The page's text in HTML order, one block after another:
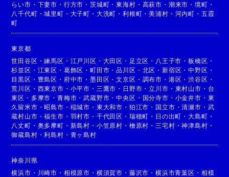
らい市 ・ 下妻市 ・ 行方市 ・茨城町 ・東海村 ・ 高萩市 ・ 潮来市 ・ 境町 ・
八千代町 ・城里町 ・ 大子町 ・ 大洗町 ・利根町 ・美浦村 ・ 河内町 ・ 五霞
町
東京都
世田谷区 ・練馬区 ・ 江戸川区 ・ 大田区 ・ 足立区 ・ 八王子市 ・板橋区 ・
杉並区 ・ 江東区 ・ 葛飾区 ・町田市 ・品川区 ・ 北区 ・ 新宿区 ・中野区 ・
目黒区 ・ 豊島区 ・ 府中市 ・墨田区 ・文京区 ・ 調布市 ・ 港区 ・渋谷区 ・
荒川区 ・ 西東京市 ・ 小平市 ・ 三鷹市 ・ 日野市 ・立川市 ・ 東村山市 ・ 台
東区 ・ 多摩市 ・青梅市 ・武蔵野市 ・中央区 ・ 国分寺市 ・ 小金井市 ・ 東
久留米市 ・昭島市 ・ 稲城市 ・ 東大和市 ・ 狛江市 ・ 国立市 ・清瀬市 ・ 武
蔵村山市 ・福生市 ・ 羽村市 ・ 千代田区 ・ 瑞穂町 ・ 日の出町 ・大島町 ・
八丈町 ・ 奥多摩町 ・ 新島村 ・ 小笠原村 ・ 檜原村 ・ 三宅村 ・神津島村 ・
御蔵島村 ・利島村 ・ 青ヶ島村
神奈川県
横浜市 ・ 川崎市 ・ 相模原市 ・ 横須賀市 ・ 藤沢市 ・横浜市青葉区 ・ 相模